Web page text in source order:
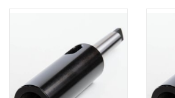
Oliën & Smeermiddelen |
TIPS & KENNIS